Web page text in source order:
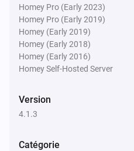
cowboy
Record personnel battu
Alors...
Homey Pro (Early 2023)
Homey Pro (Early 2019)
Homey (Early 2019)
Homey (Early 2018)
Homey (Early 2016)
Homey Self-Hosted Server
Version
4.1.3
Catégorie